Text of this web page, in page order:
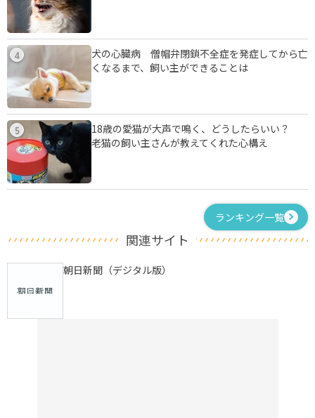
4
犬の心臓病 僧帽弁閉鎖不全症を発症してから亡
くなるまで、飼い主ができることは
5
18歳の愛猫が大声で鳴く、どうしたらいい？
老猫の飼い主さんが教えてくれた心構え
ランキング一覧
関連サイト
朝日新聞（デジタル版）